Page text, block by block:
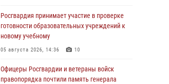
Росгвардия принимает участие в проверке
готовности образовательных учреждений к
новому учебному
05 августа 2026, 14:36 10
Офицеры Росгвардии и ветераны войск
правопорядка почтили память генерала